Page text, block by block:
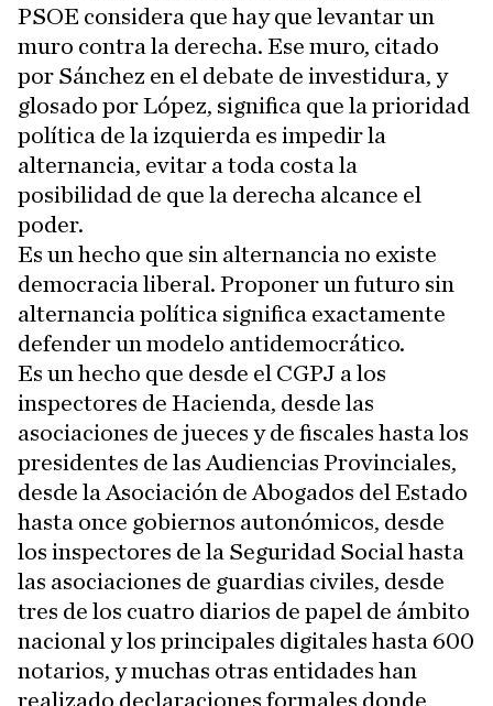
PSOE considera que hay que levantar un
muro contra la derecha. Ese muro, citado
por Sánchez en el debate de investidura, y
glosado por López, significa que la prioridad
política de la izquierda es impedir la
alternancia, evitar a toda costa la
posibilidad de que la derecha alcance el
poder.
Es un hecho que sin alternancia no existe
democracia liberal. Proponer un futuro sin
alternancia política significa exactamente
defender un modelo antidemocrático.
Es un hecho que desde el CGPJ a los
inspectores de Hacienda, desde las
asociaciones de jueces y de fiscales hasta los
presidentes de las Audiencias Provinciales,
desde la Asociación de Abogados del Estado
hasta once gobiernos autonómicos, desde
los inspectores de la Seguridad Social hasta
las asociaciones de guardias civiles, desde
tres de los cuatro diarios de papel de ámbito
nacional y los principales digitales hasta 600
notarios, y muchas otras entidades han
realizado declaraciones formales donde